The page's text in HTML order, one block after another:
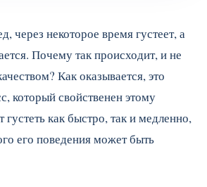
через некоторое время густеет, а
Почему так происходит, и не
Как оказывается, это
который свойственен этому
как быстро, так и медленно,
его поведения может быть